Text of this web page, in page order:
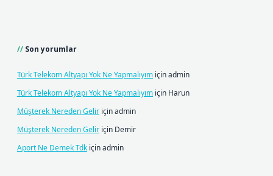
Son yorumlar
Türk Telekom Altyapı Yok Ne Yapmalıyım içinadmin
Türk Telekom Altyapı Yok Ne Yapmalıyım için Harun
Müşterek Nereden Gelir içinadmin
Müşterek Nereden Gelir için Demir
Aport Ne Demek Tdk içinadmin